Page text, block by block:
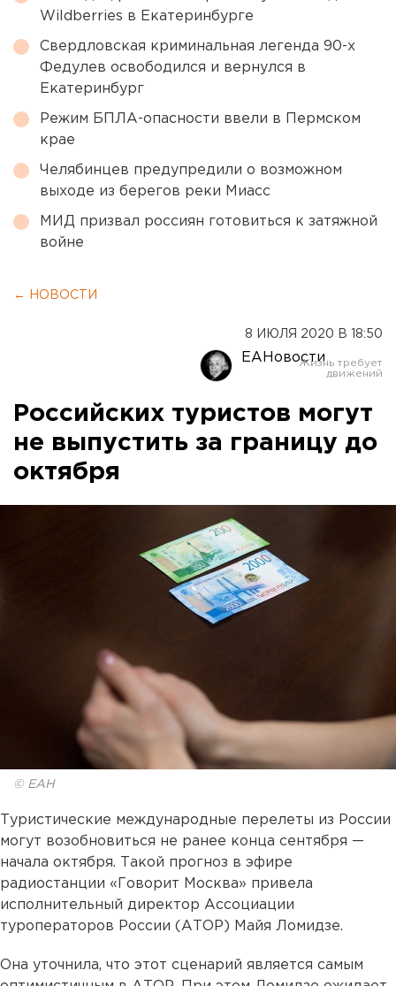
Wildberries в Екатеринбурге
Свердловская криминальная легенда 90-х
Федулев освободился и вернулся в
Екатеринбург
Режим БПЛА-опасности ввели в Пермском
крае
Челябинцев предупредили о возможном
выходе из берегов реки Миасс
МИД призвал россиян готовиться к затяжной
войне
← НОВОСТИ
8 ИЮЛЯ 2020 В 18:50
ЕАНовости
Российских туристов могут
не выпустить за границу до
октября
© ЕАН
Туристические международные перелеты из России
могут возобновиться не ранее конца сентября —
начала октября. Такой прогноз в эфире
радиостанции «Говорит Москва» привела
исполнительный директор Ассоциации
туроператоров России (АТОР) Майя Ломидзе.
Она уточнила, что этот сценарий является самым